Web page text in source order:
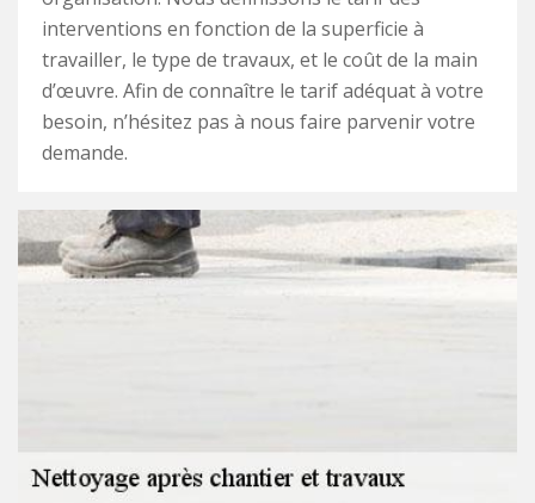
interventions en fonction de la superficie à
travailler, le type de travaux, et le coût de la main
d’œuvre. Afin de connaître le tarif adéquat à votre
besoin, n’hésitez pas à nous faire parvenir votre
demande.